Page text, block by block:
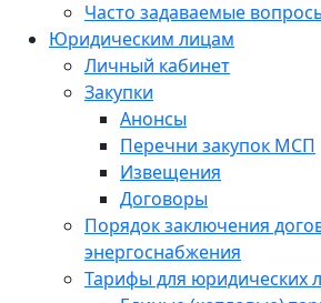
Часто задаваемые
Юридическим лицам
Личный кабинет
Закупки
Анонсы
Перечни закупок МСП
Извещения
Договоры
Порядок заключения
энергоснабжения
Тарифы для юридических